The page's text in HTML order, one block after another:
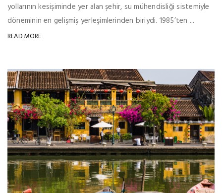
yollarının kesişiminde yer alan şehir, su mühendisliği sistemiyle
döneminin en gelişmiş yerleşimlerinden biriydi. 1985’ten ...
READ MORE